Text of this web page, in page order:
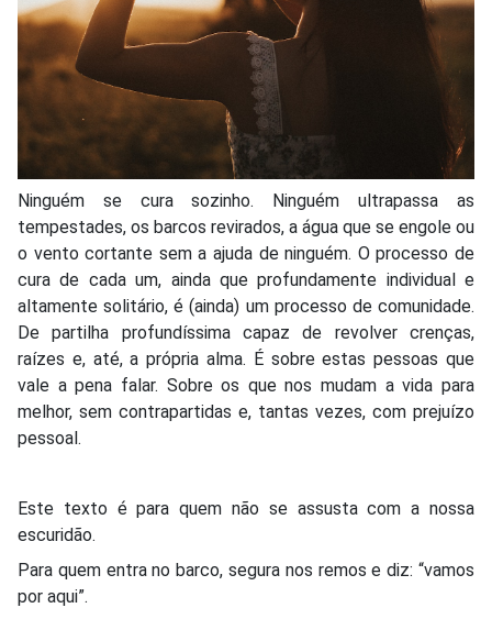
Ninguém se cura sozinho. Ninguém ultrapassa as
tempestades, os barcos revirados, a água que se engole ou
o vento cortante sem a ajuda de ninguém. O processo de
cura de cada um, ainda que profundamente individual e
altamente solitário, é (ainda) um processo de comunidade.
De partilha profundíssima capaz de revolver crenças,
raízes e, até, a própria alma. É sobre estas pessoas que
vale a pena falar. Sobre os que nos mudam a vida para
melhor, sem contrapartidas e, tantas vezes, com prejuízo
pessoal.
Este texto é para quem não se assusta com a nossa
escuridão.
Para quem entra no barco, segura nos remos e diz: “vamos
por aqui”.